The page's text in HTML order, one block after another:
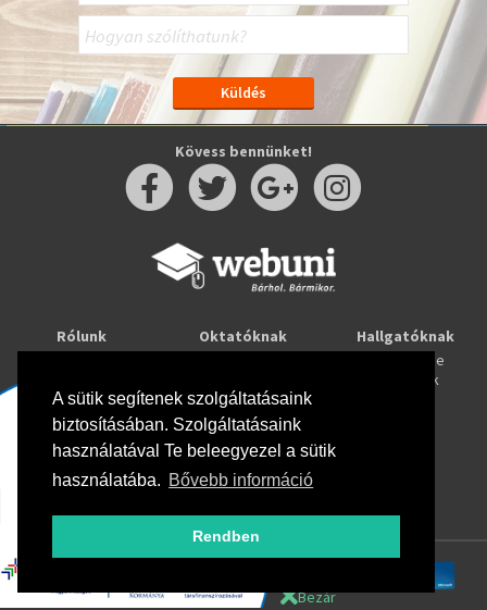
A sütik segítenek szolgáltatásaink
biztosításában. Szolgáltatásaink
használatával Te beleegyezel a sütik
használatába. Bővebb információ
Rendben
Bezár
Kövess bennünket!
Rólunk
Oktatóknak
Webuni Stúdió
Hallgatóknak
Tanulj online
Képzések
Info
Adatkezelési tájékoztató
ÁSZF
Hirlevél adatkezelési tájékoztató
GYIK